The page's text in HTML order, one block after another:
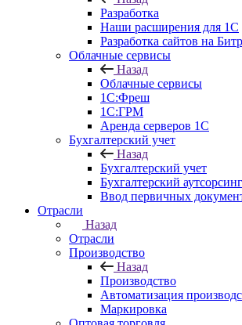
Разработка
Наши расширения для 1С
Разработка сайтов на
Облачные сервисы
Назад
Облачные сервисы
1С:Фреш
1С:ГРМ
Аренда серверов 1С
Бухгалтерский учет
Назад
Бухгалтерский учет
Бухгалтерский аутсорсинг
Ввод первичных
Отрасли
Назад
Отрасли
Производство
Назад
Производство
Автоматизация
Маркировка